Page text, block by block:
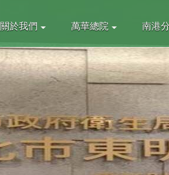
關於我們 萬華總院 南港